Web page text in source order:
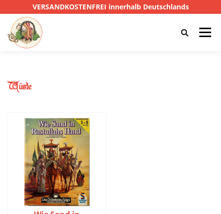
VERSANDKOSTENFREI innerhalb Deutschlands
Menü
SONSTIGE
Wüste